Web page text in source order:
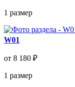
1 размер
W01
от 8 180 ₽
1 размер